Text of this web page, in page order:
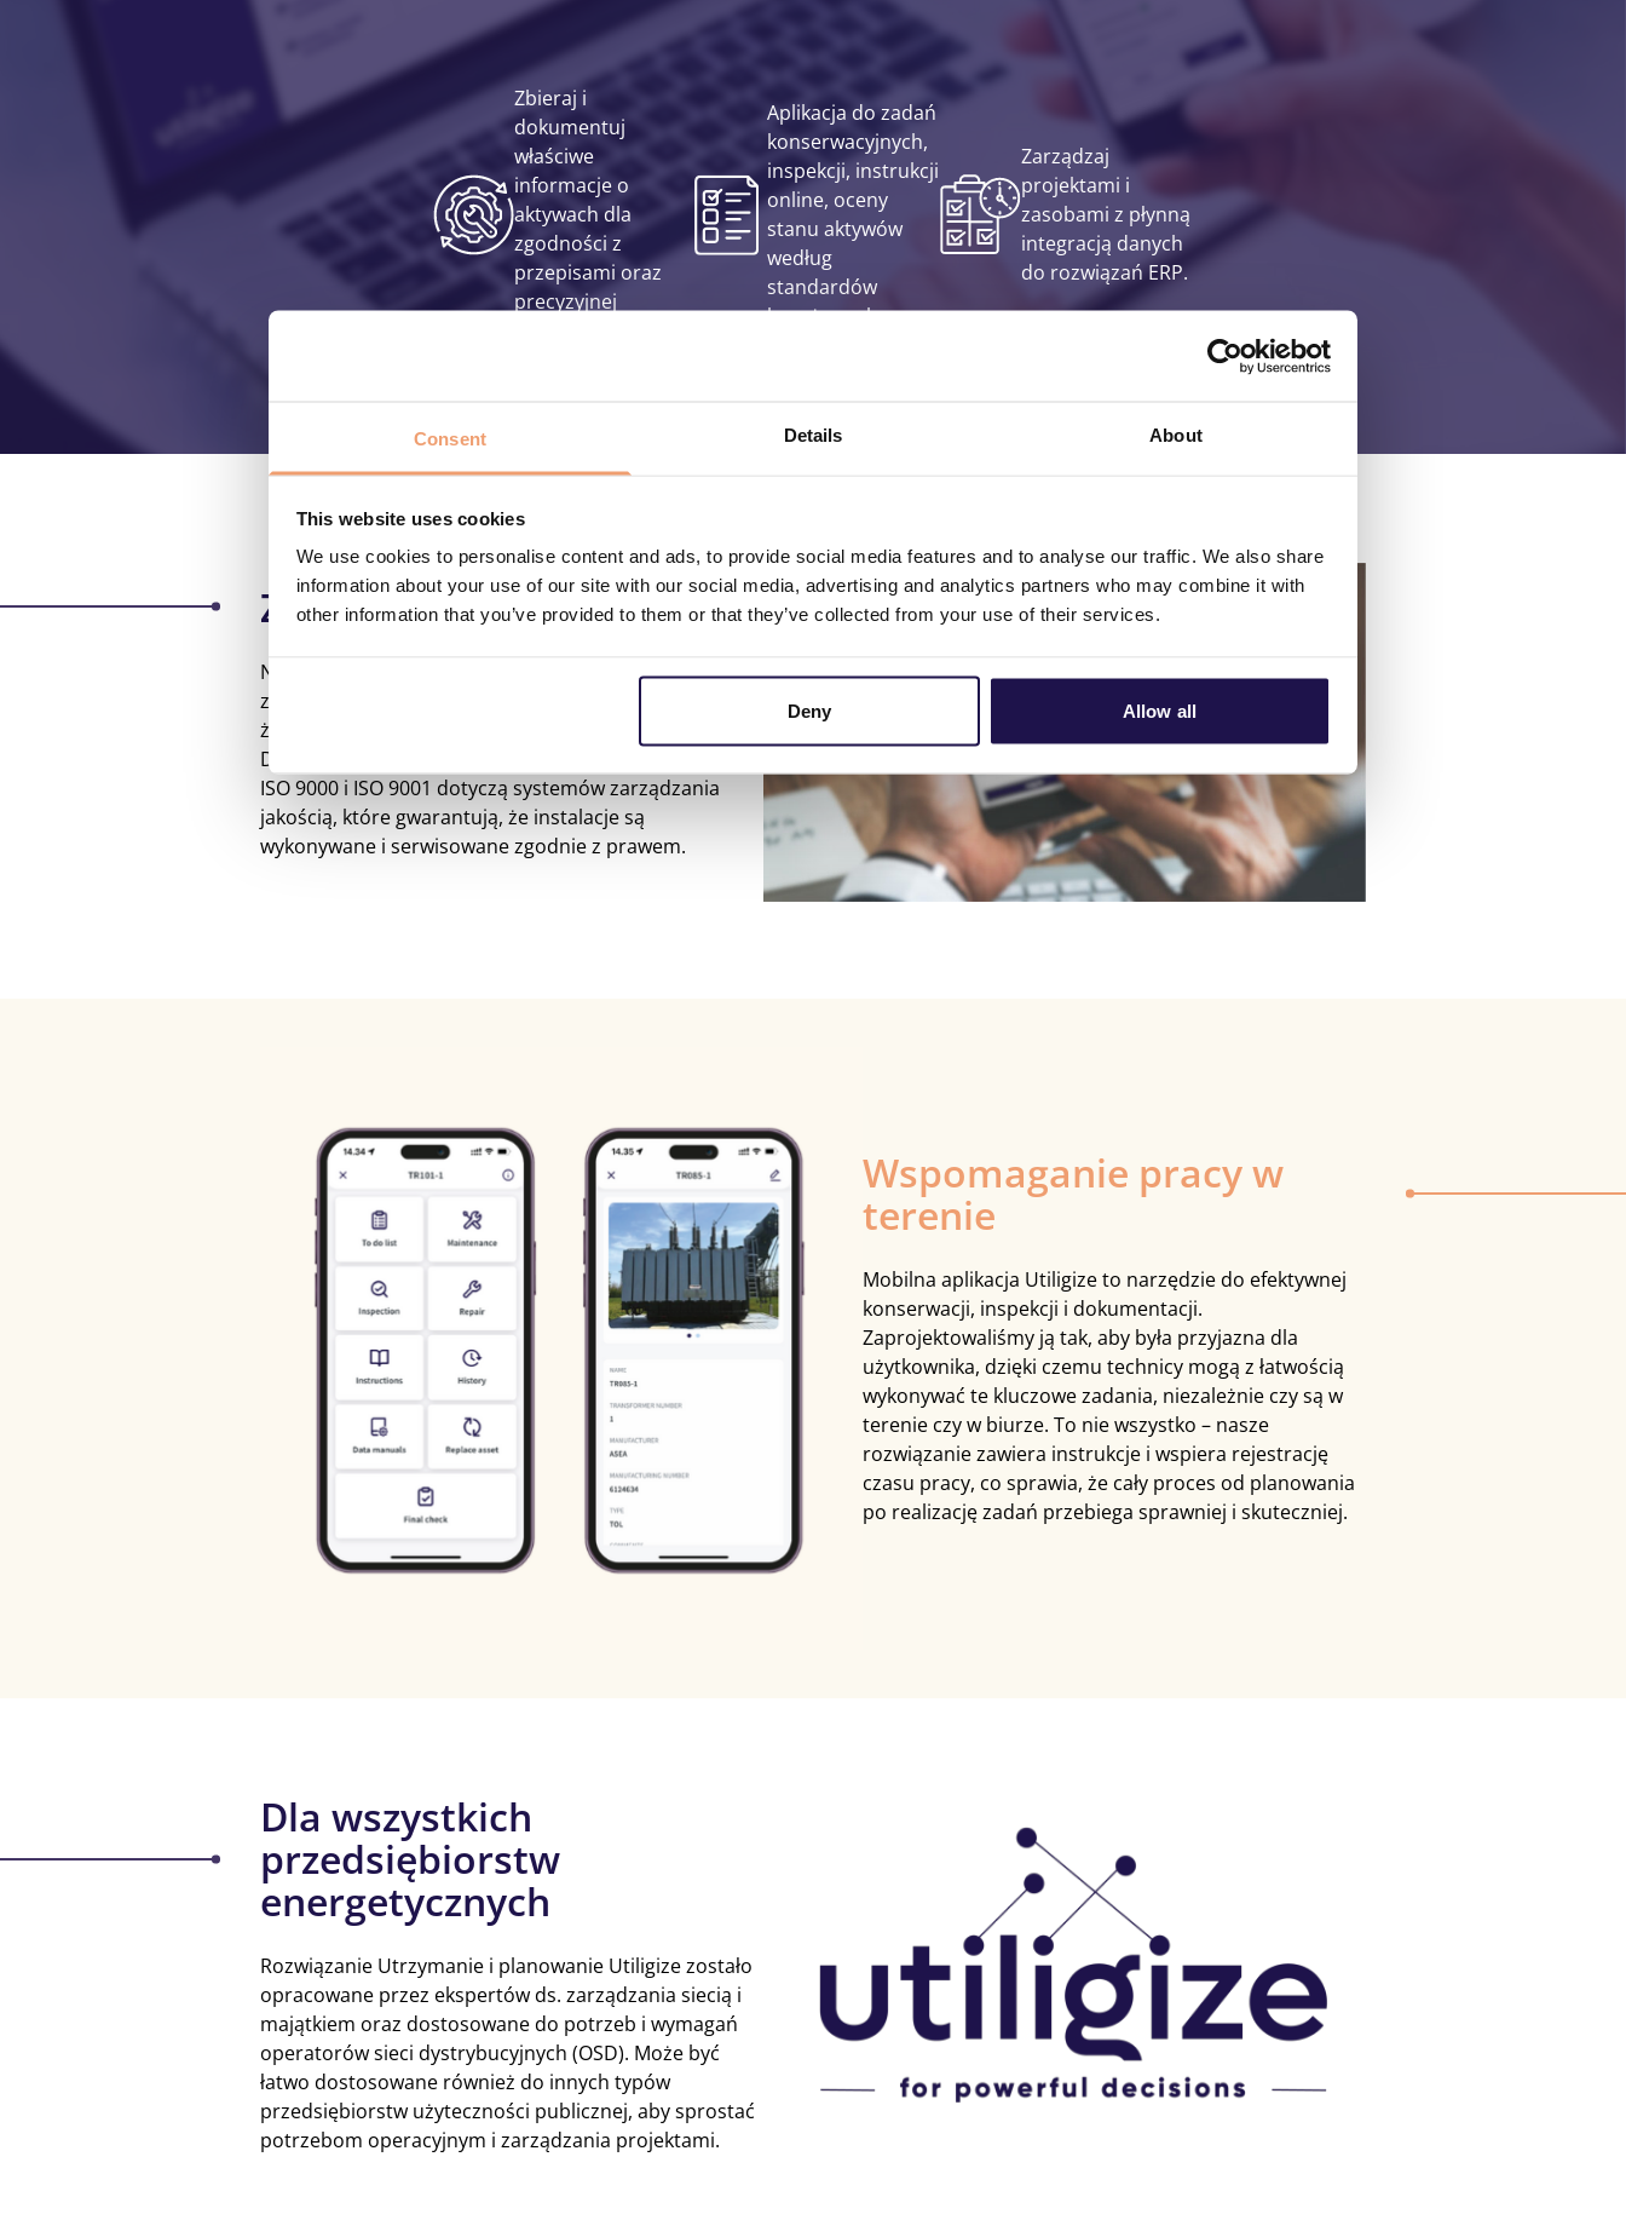
Consent Details About
This website uses cookies
We use cookies to personalise content and ads, to provide social media features and to analyse our traffic. We also share
information about your use of our site with our social media, advertising and analytics partners who may combine it with
other information that you’ve provided to them or that they’ve collected from your use of their services.
Deny Allow all
Zbieraj i
dokumentuj
właściwe
informacje o
aktywach dla
zgodności z
przepisami oraz
precyzyjnej
Aplikacja do zadań
konserwacyjnych,
inspekcji, instrukcji
online, oceny
stanu aktywów
według
standardów
branżowych.
Zarządzaj
projektami i
zasobami z płynną
integracją danych
do rozwiązań ERP.
Zgodność z ISO i DS/EN
Nasz moduł Utrzymanie i planowanie jest w pełni
zgodny ze standardami branżowymi. Jesteśmy dumni,
że wspieramy normy DS/EN 13306 oraz ISO 90001.
DS/EN 13306 koncentruje się na utrzymaniu, natomiast
ISO 9000 i ISO 9001 dotyczą systemów zarządzania
jakością, które gwarantują, że instalacje są
wykonywane i serwisowane zgodnie z prawem.
Wspomaganie pracy w
terenie
Mobilna aplikacja Utiligize to narzędzie do efektywnej
konserwacji, inspekcji i dokumentacji.
Zaprojektowaliśmy ją tak, aby była przyjazna dla
użytkownika, dzięki czemu technicy mogą z łatwością
wykonywać te kluczowe zadania, niezależnie czy są w
terenie czy w biurze. To nie wszystko – nasze
rozwiązanie zawiera instrukcje i wspiera rejestrację
czasu pracy, co sprawia, że cały proces od planowania
po realizację zadań przebiega sprawniej i skuteczniej.
Dla wszystkich
przedsiębiorstw
energetycznych
Rozwiązanie Utrzymanie i planowanie Utiligize zostało
opracowane przez ekspertów ds. zarządzania siecią i
majątkiem oraz dostosowane do potrzeb i wymagań
operatorów sieci dystrybucyjnych (OSD). Może być
łatwo dostosowane również do innych typów
przedsiębiorstw użyteczności publicznej, aby sprostać
potrzebom operacyjnym i zarządzania projektami.